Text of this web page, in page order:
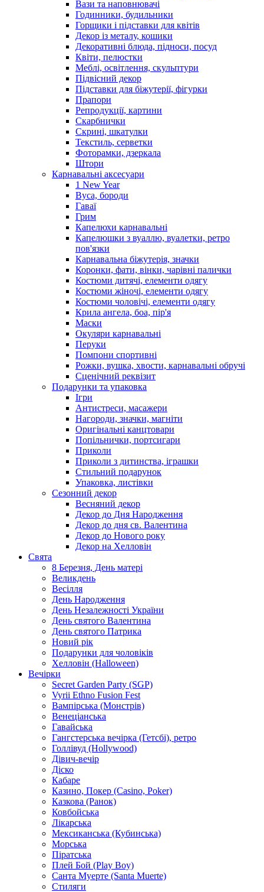
Вази та наповнювачі
Годинники, будильники
Горщики і підставки для квітів
Декор із металу, кошики
Декоративні блюда, підноси, посуд
Квіти, пелюстки
Меблі, освітлення, скульптури
Підвісний декор
Підставки для біжутерії, фігурки
Прапори
Репродукції, картини
Скарбнички
Скрині, шкатулки
Текстиль, серветки
Фоторамки, дзеркала
Штори
Карнавальні аксесуари
1 New Year
Вуса, бороди
Гаваї
Грим
Капелюхи карнавальні
Капелюшки з вуаллю, вуалетки, ретро
пов'язки
Карнавальна біжутерія, значки
Коронки, фати, вінки, чарівні палички
Костюми дитячі, елементи одягу
Костюми жіночі, елементи одягу
Костюми чоловічі, елементи одягу
Крила ангела, боа, пір'я
Маски
Окуляри карнавальні
Перуки
Помпони спортивні
Рожки, вушка, хвости, карнавальні обручі
Сценічний реквізит
Подарунки та упаковка
Ігри
Антистреси, масажери
Нагороди, значки, магніти
Оригінальні канцтовари
Попільнички, портсигари
Приколи
Приколи з дитинства, іграшки
Стильний подарунок
Упаковка, листівки
Сезонний декор
Весняний декор
Декор до Дня Народження
Декор до дня св. Валентина
Декор до Нового року
Декор на Хелловін
Свята
8 Березня, День матері
Великдень
Весілля
День Народження
День Незалежності України
День святого Валентина
День святого Патрика
Новий рік
Подарунки для чоловіків
Хелловін (Halloween)
Вечірки
Secret Garden Party (SGP)
Vyrii Ethno Fusion Fest
Вампірська (Монстрів)
Венеціанська
Гавайська
Гангстерська вечірка (Гетсбі), ретро
Голлівуд (Hollywood)
Дівич-вечір
Діско
Кабаре
Казино, Покер (Casino, Poker)
Казкова (Ранок)
Ковбойська
Лікарська
Мексиканська (Кубинська)
Морська
Піратська
Плей Бой (Play Boy)
Санта Муерте (Santa Muerte)
Стиляги